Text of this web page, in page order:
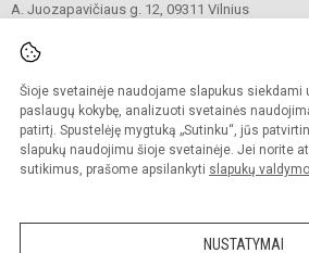
Šioje svetainėje naudojame slapukus siekdami
paslaugų kokybę, analizuoti svetainės
patirtį. Spustelėję mygtuką „Sutinku“, jūs
slapukų naudojimu šioje svetainėje. Jei norite
sutikimus, prašome apsilankyti slapukų
NUSTATYMAI
A. Juozapavičiaus g. 12, 09311 Vilnius
El. p.
Duomenys kaupiami ir saugomi
Juridinių asmenų registre
Įmonės kodas 304089960
Kopijuoti turinį be raštiško gimnazijos